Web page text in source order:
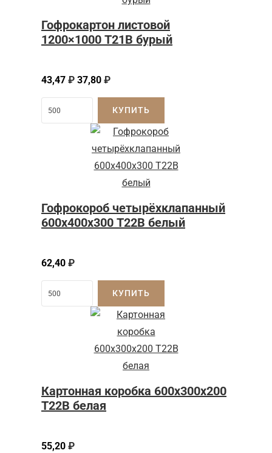
Гофрокартон листовой
1200×1000 Т21B бурый
43,47 ₽ 37,80 ₽
КУПИТЬ
Гофрокороб четырёхклапанный
600х400х300 Т22В белый
62,40 ₽
КУПИТЬ
Картонная коробка 600x300x200
Т22B белая
55,20 ₽